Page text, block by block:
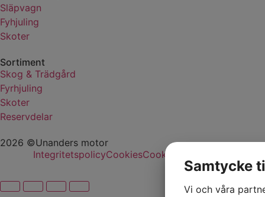
Släpvagn
Fyhjuling
Skoter
Sortiment
Skog & Trädgård
Fyrhjuling
Skoter
Reservdelar
2026 ©Unanders motor
IntegritetspolicyCookiesCookie-inställningar
Samtycke
Vi och våra